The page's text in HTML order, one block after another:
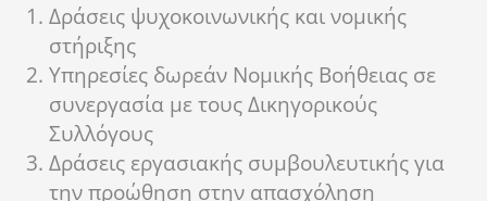
Δράσεις ψυχοκοινωνικής και νομικής
στήριξης
Υπηρεσίες δωρεάν Νομικής Βοήθειας σε
συνεργασία με τους Δικηγορικούς
Συλλόγους
Δράσεις εργασιακής συμβουλευτικής για
την προώθηση στην απασχόληση